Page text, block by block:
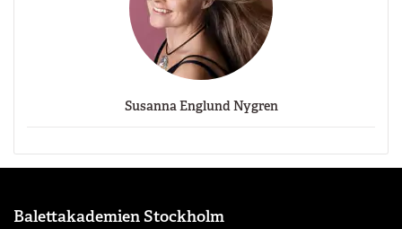
Susanna Englund Nygren
Balettakademien Stockholm